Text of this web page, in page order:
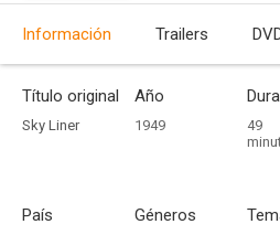
Información Trailers
Título original
Sky Liner
Año
1949
49
País Géneros